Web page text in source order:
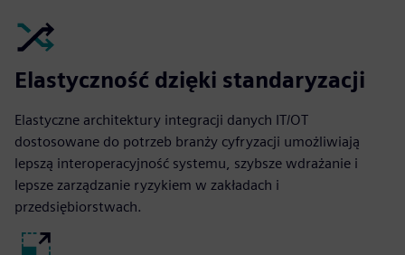
Elastyczność dzięki standaryzacji
Elastyczne architektury integracji danych IT/OT
dostosowane do potrzeb branży cyfryzacji umożliwiają
lepszą interoperacyjność systemu, szybsze wdrażanie i
lepsze zarządzanie ryzykiem w zakładach i
przedsiębiorstwach.